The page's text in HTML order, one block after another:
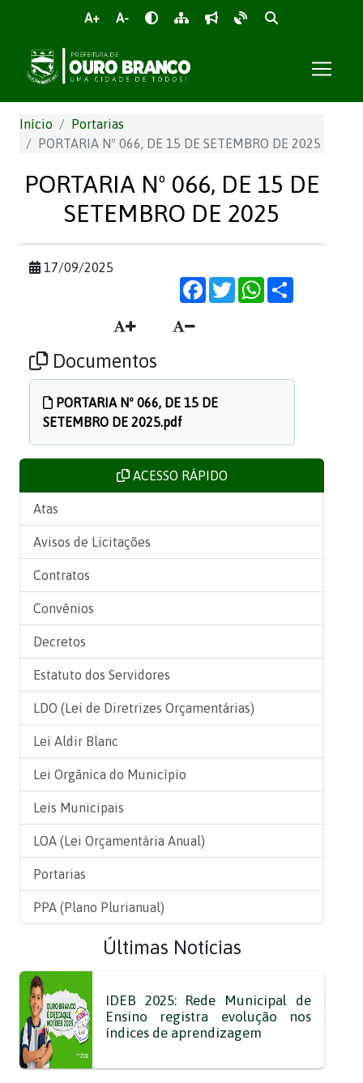
A+ A-
Início
Portarias
PORTARIA Nº 066, DE 15 DE SETEMBRO DE 2025
PORTARIA Nº 066, DE 15 DE
SETEMBRO DE 2025
17/09/2025
Facebook
TwitterWhatsApp
Documentos
PORTARIA Nº 066, DE 15 DE
SETEMBRO DE 2025.pdf
ACESSO RÁPIDO
Atas
Avisos de Licitações
Contratos
Convênios
Decretos
Estatuto dos Servidores
LDO (Lei de Diretrizes Orçamentárias)
Lei Aldir Blanc
Lei Orgânica do Município
Leis Municipais
LOA (Lei Orçamentária Anual)
Portarias
PPA (Plano Plurianual)
Últimas Notícias
IDEB 2025: Rede Municipal de
Ensino registra evolução nos
índices de aprendizagem